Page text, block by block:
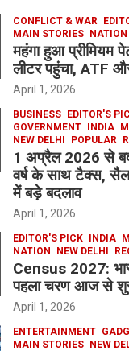
CONFLICT & WAR
MAIN STORIES NATION
महंगा हुआ प्रीमियम
लीटर पहुंचा, ATF
April 1, 2026
BUSINESS EDITOR'S
GOVERNMENT INDIA
NEW DELHI
POPULAR
1 अप्रैल 2026 से
वर्ष के साथ टैक्स,
में बड़े बदलाव
April 1, 2026
EDITOR'S PICK INDIA
NATION
NEW DELHI
Census 2027:
पहला चरण आज से
April 1, 2026
ENTERTAINMENT
MAIN STORIES NEW